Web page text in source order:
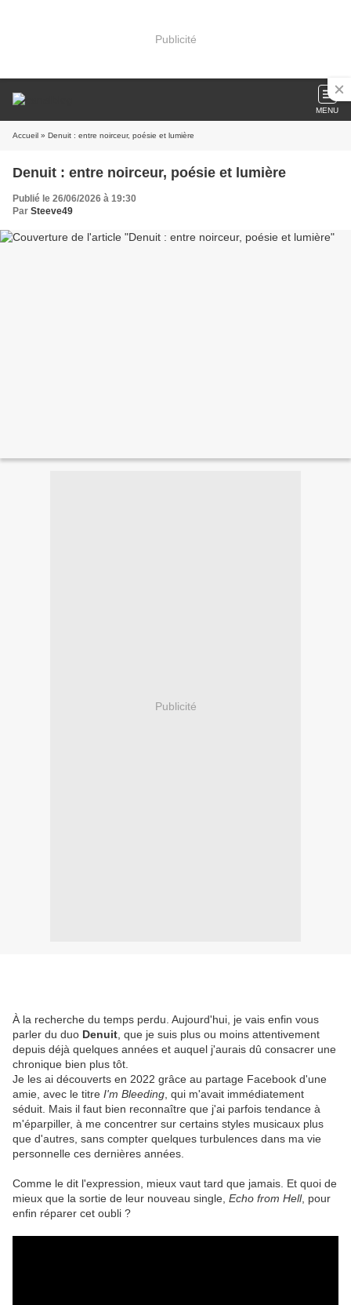
Publicité
MENU
Accueil » Denuit : entre noirceur, poésie et lumière
Denuit : entre noirceur, poésie et lumière
Publié le 26/06/2026 à 19:30
Par Steeve49
Publicité
À la recherche du temps perdu. Aujourd'hui, je vais enfin vous
parler du duo Denuit , que je suis plus ou moins attentivement
depuis déjà quelques années et auquel j'aurais dû consacrer une
chronique bien plus tôt.
Je les ai découverts en 2022 grâce au partage Facebook d'une
amie, avec le titre I'm Bleeding , qui m'avait immédiatement
séduit. Mais il faut bien reconnaître que j'ai parfois tendance à
m'éparpiller, à me concentrer sur certains styles musicaux plus
que d'autres, sans compter quelques turbulences dans ma vie
personnelle ces dernières années.
Comme le dit l'expression, mieux vaut tard que jamais. Et quoi de
mieux que la sortie de leur nouveau single, Echo from Hell, pour
enfin réparer cet oubli ?